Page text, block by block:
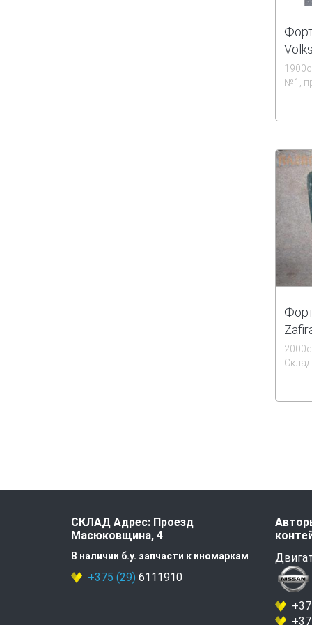
№1,
СКЛАД Адрес: Проезд
Масюковщина, 4
В наличии б.у. запчасти к иномаркам
+375 (29) 6111910